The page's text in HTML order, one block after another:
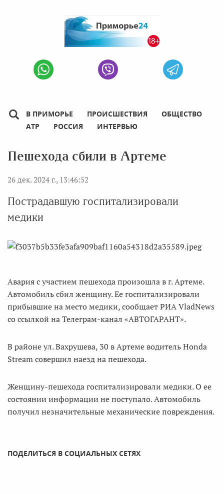
В ПРИМОРЬЕ ПРОИСШЕСТВИЯ
ОБЩЕСТВО
АТР
РОССИЯ ИНТЕРВЬЮ
Пешехода сбили в Артеме
26 дек. 2024 г., 13:46:52
Пострадавшую госпитализировали
медики
Авария с участием пешехода произошла в г. Артеме.
Автомобиль сбил женщину. Ее госпитализировали
прибывшие на место медики, сообщает РИА VladNews
со ссылкой на Телеграм-канал «АВТОГАРАНТ».
В районе ул. Вахрушева, 30 в Артеме водитель Honda
Stream совершил наезд на пешехода.
Женщину-пешехода госпитализировали медики. О ее
состоянии информации не поступало. Автомобиль
получил незначительные механические повреждения.
ПОДЕЛИТЬСЯ В СОЦИАЛЬНЫХ СЕТЯХ